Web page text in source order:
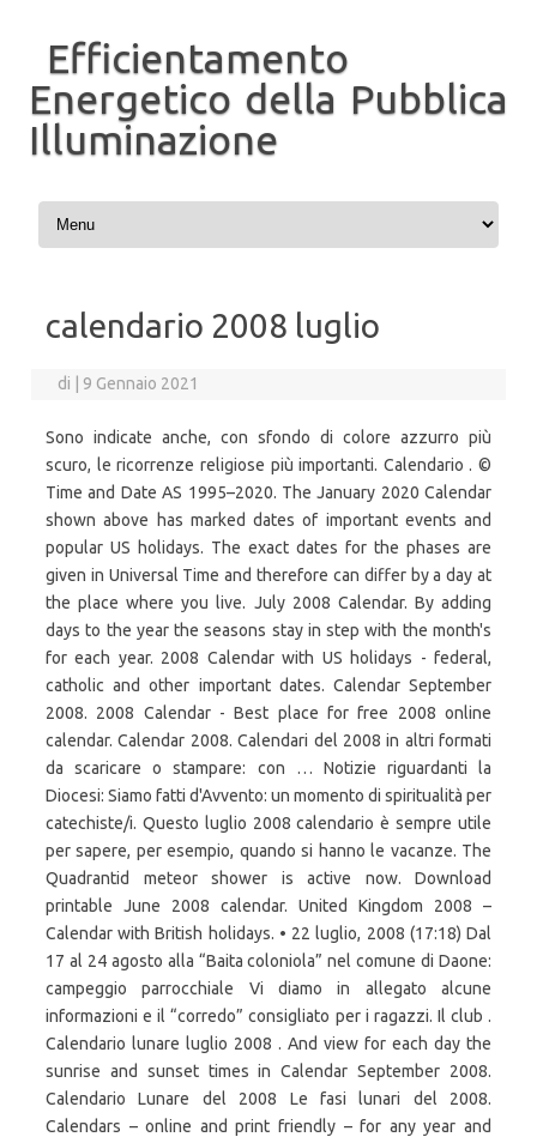
Efficientamento
Energetico della Pubblica
Illuminazione
Vai al contenuto
calendario 2008 luglio
di 9 Gennaio 2021
Sono indicate anche, con sfondo di colore azzurro più
scuro, le ricorrenze religiose più importanti. Calendario . ©
Time and Date AS 1995–2020. The January 2020 Calendar
shown above has marked dates of important events and
popular US holidays. The exact dates for the phases are
given in Universal Time and therefore can differ by a day at
the place where you live. July 2008 Calendar. By adding
days to the year the seasons stay in step with the month's
for each year. 2008 Calendar with US holidays - federal,
catholic and other important dates. Calendar September
2008. 2008 Calendar - Best place for free 2008 online
calendar. Calendar 2008. Calendari del 2008 in altri formati
da scaricare o stampare: con … Notizie riguardanti la
Diocesi: Siamo fatti d'Avvento: un momento di spiritualità per
catechiste/i. Questo luglio 2008 calendario è sempre utile
per sapere, per esempio, quando si hanno le vacanze. The
Quadrantid meteor shower is active now. Download
printable June 2008 calendar. United Kingdom 2008 –
Calendar with British holidays. • 22 luglio, 2008 (17:18) Dal
17 al 24 agosto alla “Baita coloniola” nel comune di Daone:
campeggio parrocchiale Vi diamo in allegato alcune
informazioni e il “corredo” consigliato per i ragazzi. Il club .
Calendario lunare luglio 2008 . And view for each day the
sunrise and sunset times in Calendar September 2008.
Calendario Lunare del 2008 Le fasi lunari del 2008.
Calendars – online and print friendly – for any year and